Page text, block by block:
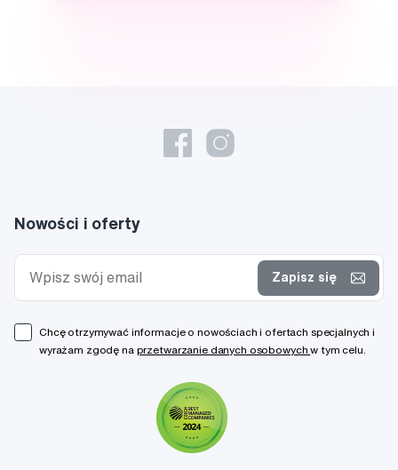
Nowości i oferty
Zapisz się
Chcę otrzymywać informacje o nowościach i ofertach specjalnych i
wyrażam zgodę na przetwarzanie danych osobowychw tym celu.